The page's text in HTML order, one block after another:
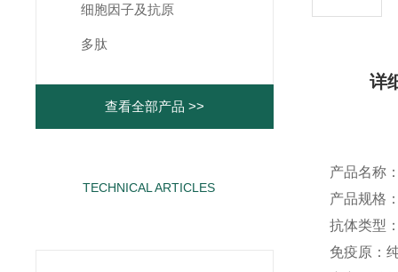
细胞因子及抗原
多肽
查看全部产品 >>
TECHNICAL ARTICLES
详
产品名称
产品规格
抗体类型
免疫原：